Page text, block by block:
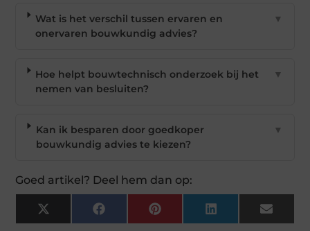
Wat is het verschil tussen ervaren en
onervaren bouwkundig advies?
▼
Hoe helpt bouwtechnisch onderzoek bij het
nemen van besluiten?
▼
Kan ik besparen door goedkoper
bouwkundig advies te kiezen?
▼
Goed artikel? Deel hem dan op:
X
(Twitter)
Facebook Pinterest LinkedIn Email